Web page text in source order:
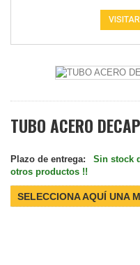
TUBO ACERO
Plazo de entrega:
Sin stock
otros productos !!
SELECCIONA AQUÍ UNA